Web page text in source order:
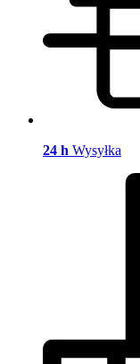
24 h Wysyłka